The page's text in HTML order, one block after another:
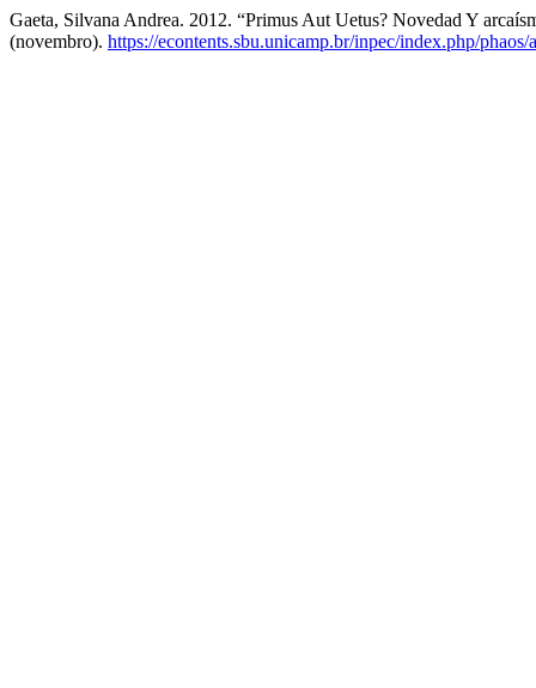
Gaeta, Silvana Andrea. 2012. “Primus Aut Uetus? Novedad Y
(novembro). https://econtents.sbu.unicamp.br/inpec/index.php/